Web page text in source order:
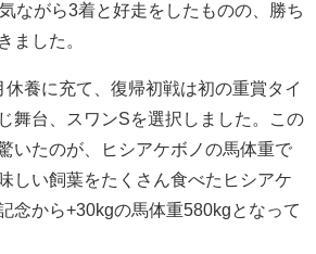
ながら3着と好走をしたものの、勝ち
ました。
養に充て、復帰初戦は初の重賞タイ
舞台、スワンSを選択しました。この
いたのが、ヒシアケボノの馬体重で
しい飼葉をたくさん食べたヒシアケ
念から+30kgの馬体重580kgとなって